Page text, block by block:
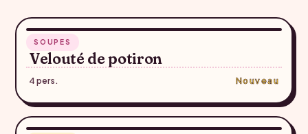
SOUPES
Velouté de potiron
4 pers. Nouveau